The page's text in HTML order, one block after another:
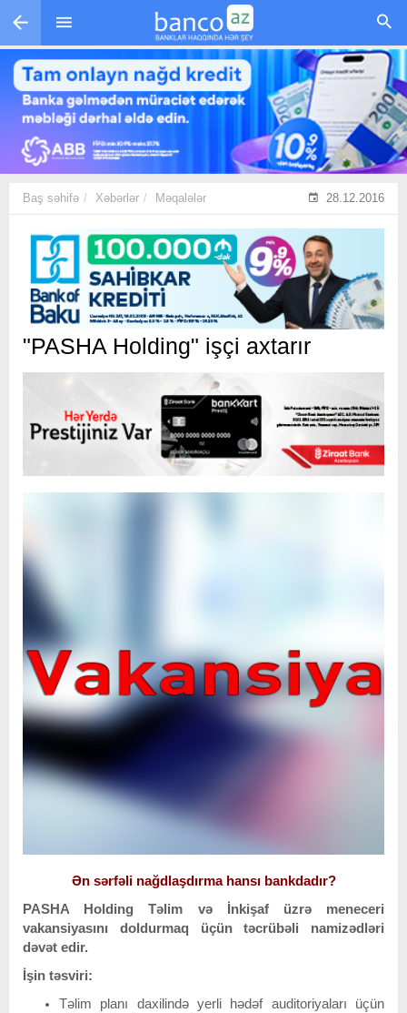
Skip to main content
Baş səhifə Xəbərlər Məqalələr 28.12.2016
"PASHA Holding" işçi axtarır
Ən sərfəli nağdlaşdırma hansı bankdadır?
PASHA Holding Təlim və İnkişaf üzrə meneceri
vakansiyasını doldurmaq üçün təcrübəli namizədləri
dəvət edir.
İşin təsviri:
Təlim planı daxilində yerli hədəf auditoriyaları üçün